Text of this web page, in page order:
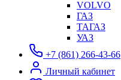
VOLVO
ГАЗ
ТАГАЗ
УАЗ
+7 (861) 266-43-66
Личный кабинет